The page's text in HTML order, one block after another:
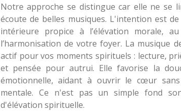
Notre approche se distingue car elle ne se
écoute de belles musiques. L'intention est
intérieure propice à l’élévation morale,
l’harmonisation de votre foyer. La musique
actif pour vos moments spirituels : lecture,
et pensée pour autrui. Elle favorise la
émotionnelle, aidant à ouvrir le cœur
mentale. Ce n'est pas un simple fond
d'élévation spirituelle.